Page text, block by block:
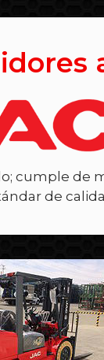
cumple de
de